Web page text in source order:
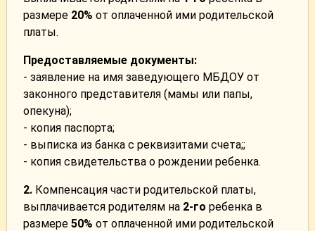
размере 20% от оплаченной ими родительской
платы.
Предоставляемые документы:
- заявление на имя заведующего МБДОУ от
законного представителя (мамы или папы,
опекуна);
- копия паспорта;
- выписка из банка с реквизитами счета;;
- копия свидетельства о рождении ребенка.
2. Компенсация части родительской платы,
выплачивается родителям на 2-го ребенка в
размере 50% от оплаченной ими родительской